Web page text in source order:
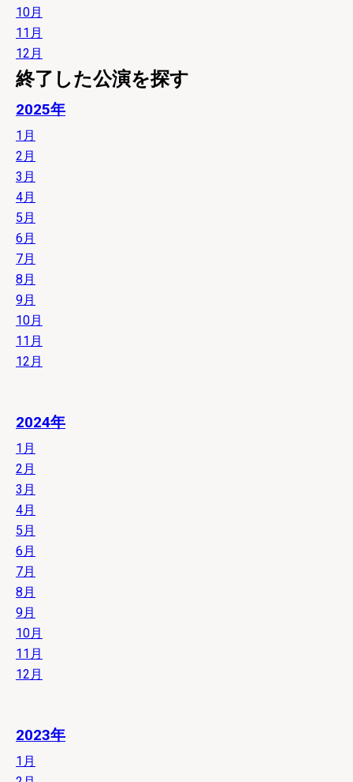
10月
11月
12月
終了した公演を探す
2025年
1月
2月
3月
4月
5月
6月
7月
8月
9月
10月
11月
12月
2024年
1月
2月
3月
4月
5月
6月
7月
8月
9月
10月
11月
12月
2023年
1月